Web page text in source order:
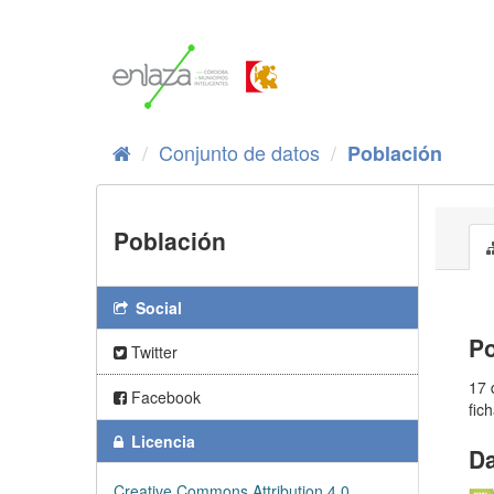
Conjunto de datos Población
Población
Social
Twitter
Facebook
Licencia
17